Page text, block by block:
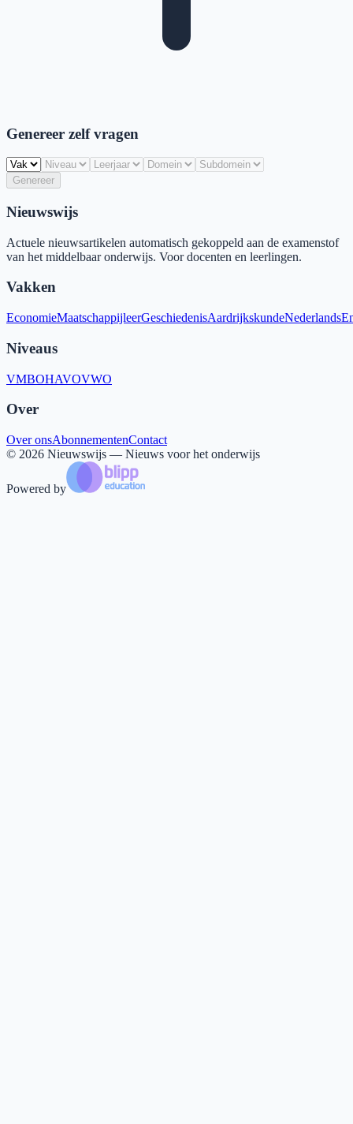
Genereer zelf vragen
Genereer
Nieuwswijs
Actuele nieuwsartikelen automatisch gekoppeld aan de examenstof
van het middelbaar onderwijs. Voor docenten en leerlingen.
Vakken
EconomieMaatschappijleerGeschiedenisAardrijkskundeNederlands
Niveaus
VMBOHAVOVWO
Over
Over onsAbonnementenContact
© 2026 Nieuwswijs — Nieuws voor het onderwijs
Powered by